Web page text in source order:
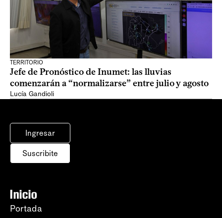
TERRITORIO
Jefe de Pronóstico de Inumet: las lluvias
comenzarán a “normalizarse” entre julio y agosto
Lucía Gandioli
Ingresar
Suscribite
Inicio
Portada